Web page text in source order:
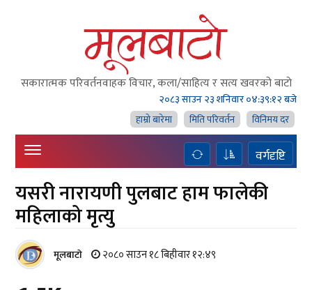
सकारात्मक परिवर्तनवाहक विचार, कला/साहित्य र सत्य खवरको बाटाे
२०८३ साउन २३ शनिवार०४:३९:१२ बजे
हाम्राे बारेमा
मिति परिवर्तन विनिमय दर
वर्गदृष्टि
यसरी नारायणी पुलबाट हाम फालेकी
महिलाको मृत्यु
मूलबाटाे २०८० साउन १८ बिहीवार १२:४९